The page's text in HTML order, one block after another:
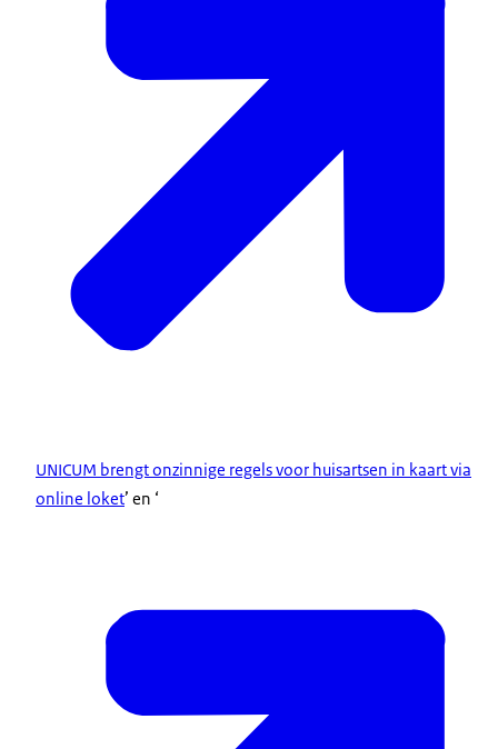
UNICUM brengt onzinnige regels voor huisartsen in kaart via
online loket’ en ‘